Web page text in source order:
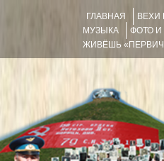
ГЛАВНАЯ ВЕХИ
МУЗЫКА
ФОТО И
ЖИВЁШЬ